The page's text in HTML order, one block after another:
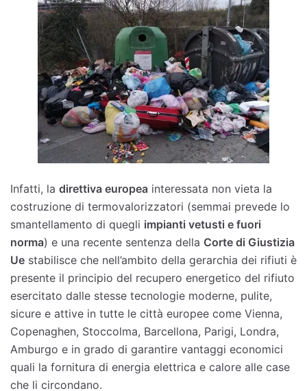
Infatti, la direttiva europea interessata non vieta la
costruzione di termovalorizzatori (semmai prevede lo
smantellamento di quegli impianti vetusti e fuori
norma) e una recente sentenza della Corte di Giustizia
Ue stabilisce che nell’ambito della gerarchia dei rifiuti è
presente il principio del recupero energetico del rifiuto
esercitato dalle stesse tecnologie moderne, pulite,
sicure e attive in tutte le città europee come Vienna,
Copenaghen, Stoccolma, Barcellona, Parigi, Londra,
Amburgo e in grado di garantire vantaggi economici
quali la fornitura di energia elettrica e calore alle case
che li circondano.